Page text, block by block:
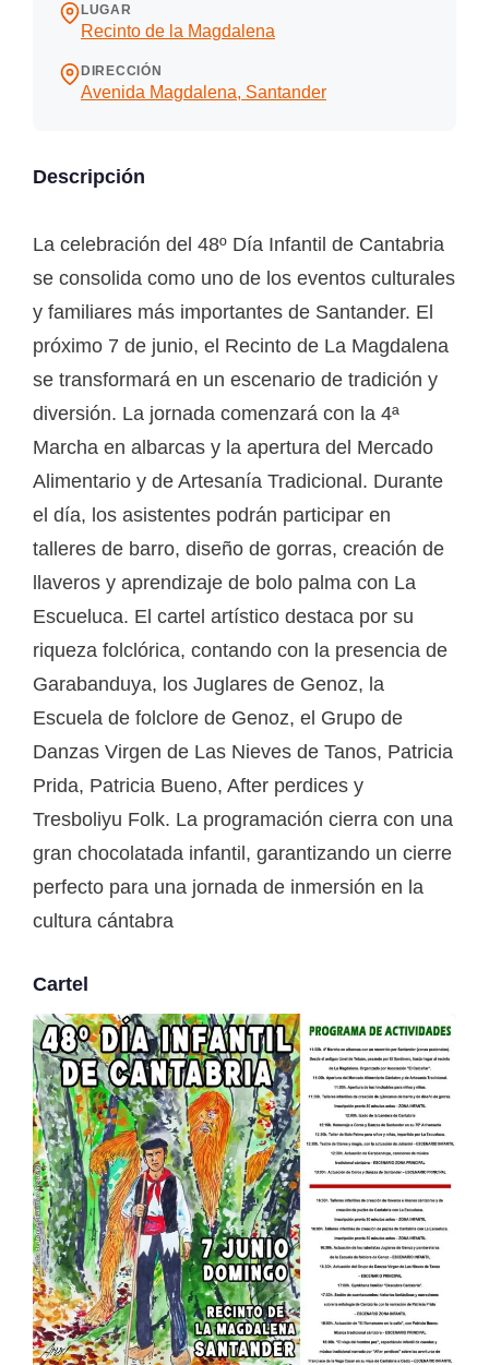
LUGAR
Recinto de la Magdalena
DIRECCIÓN
Avenida Magdalena, Santander
Descripción
La celebración del 48º Día Infantil de Cantabria
se consolida como uno de los eventos culturales
y familiares más importantes de Santander. El
próximo 7 de junio, el Recinto de La Magdalena
se transformará en un escenario de tradición y
diversión. La jornada comenzará con la 4ª
Marcha en albarcas y la apertura del Mercado
Alimentario y de Artesanía Tradicional. Durante
el día, los asistentes podrán participar en
talleres de barro, diseño de gorras, creación de
llaveros y aprendizaje de bolo palma con La
Escueluca. El cartel artístico destaca por su
riqueza folclórica, contando con la presencia de
Garabanduya, los Juglares de Genoz, la
Escuela de folclore de Genoz, el Grupo de
Danzas Virgen de Las Nieves de Tanos, Patricia
Prida, Patricia Bueno, After perdices y
Tresboliyu Folk. La programación cierra con una
gran chocolatada infantil, garantizando un cierre
perfecto para una jornada de inmersión en la
cultura cántabra
Cartel